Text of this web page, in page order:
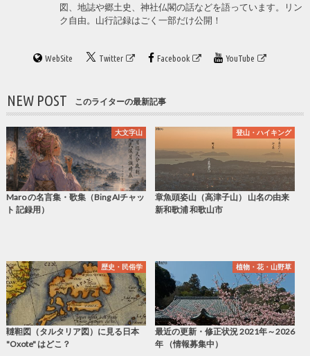
図、地誌や郷土史、神社仏閣の話などを語っています。リン
ク自由。山行記録はごく一部だけ公開！
WebSite Twitter Facebook YouTube
NEW POST このライターの最新記事
大文字山
Maro の名言集・歌集（Bing AIチャッ
ト 記録用）
登山・ハイキング
章魚頭姿山（高津子山） 山名の由来
新和歌浦 和歌山市
歴史・民俗学
韃靼図（タルタリア図）に見る日本
"Oxote" はどこ？
植物・花・山野草
最近の更新・修正状況 2021年～2026
年 （情報募集中）